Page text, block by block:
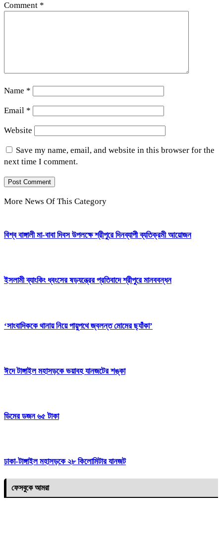
Comment *
Name *
Email *
Website
Save my name, email, and website in this browser for the
next time I comment.
More News Of This Category
বিশ্ব বাঙ্গালী মা-বাবা দিবস উপলক্ষে শ্রীপুরে দিনব্যাপী ব্যতিক্রমী আয়োজন
ইসলামী ব্যাংকিং ধ্বংসের ষড়যন্ত্রের প্রতিবাদে শ্রীপুরে মানববন্ধন
‘সাংবাদিককে থানায় নিয়ে পায়ুপথে জ্বলন্ত মোমের ছ্যাঁকা’
ঈদে টাঙ্গাইল মহাসড়কে ভয়াবহ যানজটের শঙ্কা
ডিমের ডজন ৬৫ টাকা
ঢাকা-টাঙ্গাইল মহাসড়কে ২৮ কিলোমিটার যানজট
ফেসবুকে আমরা